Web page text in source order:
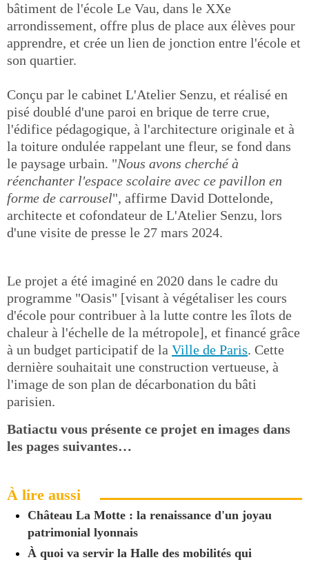
bâtiment de l'école Le Vau, dans le XXe
arrondissement, offre plus de place aux élèves pour
apprendre, et crée un lien de jonction entre l'école et
son quartier.
Conçu par le cabinet L'Atelier Senzu, et réalisé en
pisé doublé d'une paroi en brique de terre crue,
l'édifice pédagogique, à l'architecture originale et à
la toiture ondulée rappelant une fleur, se fond dans
le paysage urbain. "Nous avons cherché à
réenchanter l'espace scolaire avec ce pavillon en
forme de carrousel", affirme David Dottelonde,
architecte et cofondateur de L'Atelier Senzu, lors
d'une visite de presse le 27 mars 2024.
Le projet a été imaginé en 2020 dans le cadre du
programme "Oasis" [visant à végétaliser les cours
d'école pour contribuer à la lutte contre les îlots de
chaleur à l'échelle de la métropole], et financé grâce
à un budget participatif de la Ville de Paris. Cette
dernière souhaitait une construction vertueuse, à
l'image de son plan de décarbonation du bâti
parisien.
Batiactu vous présente ce projet en images dans
les pages suivantes…
À lire aussi
Château La Motte : la renaissance d'un joyau
patrimonial lyonnais
À quoi va servir la Halle des mobilités qui